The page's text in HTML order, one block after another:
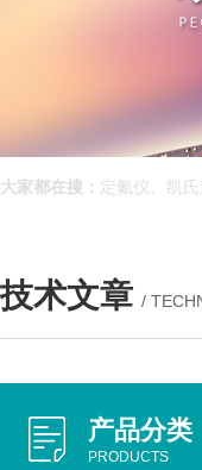
大家都在搜： 定氮仪、凯氏
技术文章 /
产品分类
PRODUCTS